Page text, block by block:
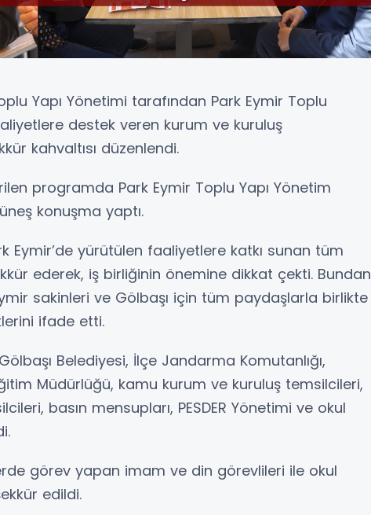
Yapı Yönetimi tarafından Park Eymir Toplu
destek veren kurum ve kuruluş
kahvaltısı düzenlendi.
programda Park Eymir Toplu Yapı Yönetim
konuşma yaptı.
Eymir’de yürütülen faaliyetlere katkı sunan tüm
ederek, iş birliğinin önemine dikkat çekti. Bundan
sakinleri ve Gölbaşı için tüm paydaşlarla birlikte
ifade etti.
Belediyesi, İlçe Jandarma Komutanlığı,
Müdürlüğü, kamu kurum ve kuruluş temsilcileri,
basın mensupları, PESDER Yönetimi ve okul
görev yapan imam ve din görevlileri ile okul
edildi.